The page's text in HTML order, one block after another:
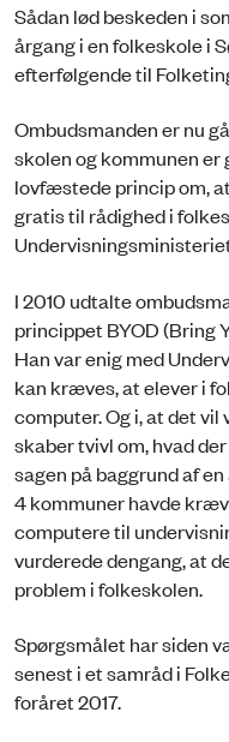
Sådan lød beskeden i
årgang i en folkeskole i
efterfølgende til
Ombudsmanden er nu
skolen og kommunen
lovfæstede princip om,
gratis til rådighed i
I 2010 udtalte
princippet BYOD (Bring
Han var enig med
kan kræves, at elever i
computer. Og i, at det
skaber tvivl om, hvad
sagen på baggrund af
4 kommuner havde
computere til
vurderede dengang, at
problem i folkeskolen.
Spørgsmålet har siden
senest i et samråd i
foråret 2017.